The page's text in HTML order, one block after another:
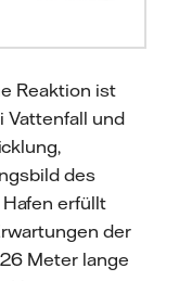
Reaktion ist
Vattenfall und
des
erfüllt
der
Meter lange